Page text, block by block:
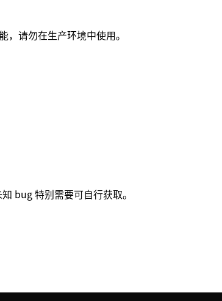
，请勿在生产环境中使用。
bug 特别需要可自行获取。